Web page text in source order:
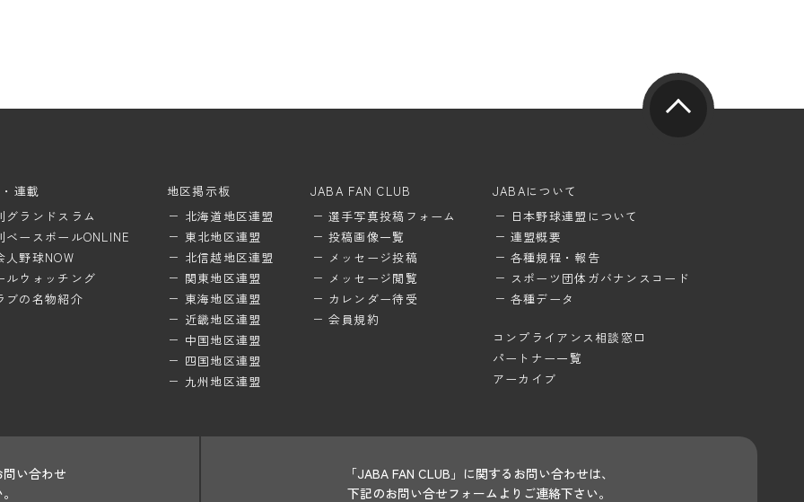
連載
グランドスラム
ベースボールONLINE
人野球NOW
ルウォッチング
ブの名物紹介
地区掲示板
北海道地区連盟
東北地区連盟
北信越地区連盟
関東地区連盟
東海地区連盟
近畿地区連盟
中国地区連盟
四国地区連盟
九州地区連盟
JABA FAN CLUB
選手写真投稿フォーム
投稿画像一覧
メッセージ投稿
メッセージ閲覧
カレンダー待受
会員規約
JABAについて
日本野球連盟について
連盟概要
各種規程・報告
スポーツ団体ガバナンスコード
各種データ
コンプライアンス相談窓口
パートナー一覧
アーカイブ
い合わせ
「JABA FAN CLUB」に関するお問い合わせは、
下記のお問い合せフォームよりご連絡下さい。